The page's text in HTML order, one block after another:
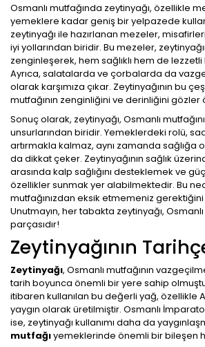
Osmanlı mutfağında zeytinyağı, özellikle
yemeklere kadar geniş bir yelpazede
zeytinyağı ile hazırlanan mezeler,
iyi yollarından biridir. Bu mezeler,
zenginleşerek, hem sağlıklı hem de
Ayrıca, salatalarda ve çorbalarda da
olarak karşımıza çıkar. Zeytinyağının bu
mutfağının zenginliğini ve derinliğini gözler
Sonuç olarak, zeytinyağı, Osmanlı
unsurlarından biridir. Yemeklerdeki rolü,
artırmakla kalmaz, aynı zamanda sağlığa
da dikkat çeker. Zeytinyağının sağlık
arasında kalp sağlığını desteklemek ve
özellikler sunmak yer alabilmektedir. Bu
mutfağınızdan eksik etmemeniz
Unutmayın, her tabakta zeytinyağı,
parçasıdır!
Zeytinyağının
Zeytinyağı, Osmanlı mutfağının
tarih boyunca önemli bir yere sahip
itibaren kullanılan bu değerli yağ, özellikle
yaygın olarak üretilmiştir. Osmanlı
ise, zeytinyağı kullanımı daha da
mutfağıyemeklerinde önemli bir bileşen